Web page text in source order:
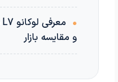
•
و مقایسه بازار